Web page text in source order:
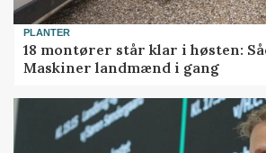
PLANTER
18 montører står klar i høsten:
Maskiner landmænd i gang